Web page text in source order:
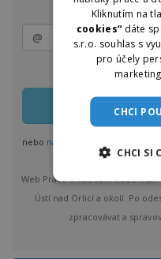
Zasílání lze kdykoliv
nebo nastavit odběr pro více
Web Práce u nás vám bude
Ústí nad Orlicí a okolí. Po
zpracovávat a
Kliknutím na
cookies“ dáte
s.r.o. souhlas s
pro účely
CHCI
CHCI SI